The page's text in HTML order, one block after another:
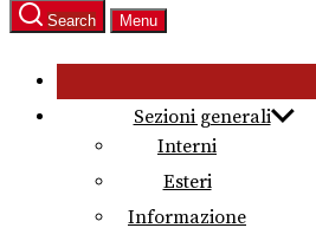
Search Menu
Sezioni generali
Interni
Esteri
Informazione